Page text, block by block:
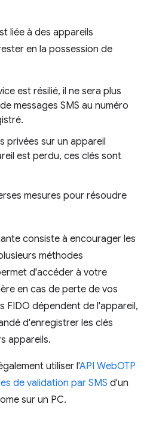
liée à des appareils
en la possession de
est résilié, il ne sera plus
messages SMS au numéro
privées sur un appareil
est perdu, ces clés sont
mesures pour résoudre
consiste à encourager les
méthodes
d'accéder à votre
en cas de perte de vos
FIDO dépendent de l'appareil,
d'enregistrer les clés
appareils.
utiliser l'API WebOTP
de validation par SMS d'un
sur un PC.